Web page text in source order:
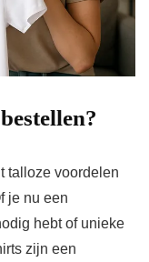
talloze voordelen
je nu een
hebt of unieke
zijn een